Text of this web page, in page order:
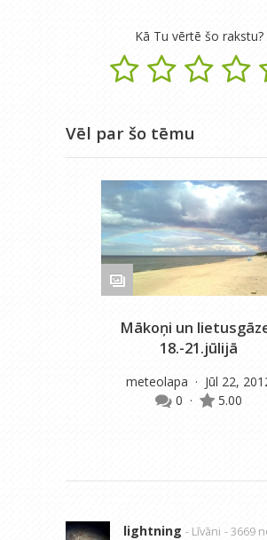
Kā Tu vērtē šo rakstu?
Vēl par šo tēmu
Mākoņi un
18.-21.jūlijā
meteolapa · Jūl 22,
0 · 5.00
lightning - Līvāni - 3669